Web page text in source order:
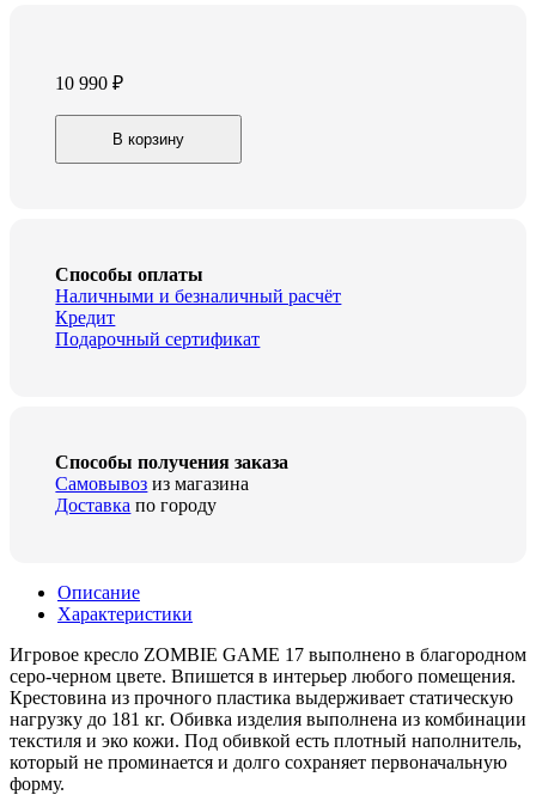
10 990₽
Кресло
игровое
Zombie
текстиль/
эко.кожа
крестовина
пластик
В корзину
Способы оплаты
Наличными и безналичный расчёт
Кредит
Подарочный сертификат
Способы получения заказа
Самовывоз из магазина
Доставка по городу
Описание
Характеристики
Игровое кресло ZOMBIE GAME 17 выполнено в благородном
серо-черном цвете. Впишется в интерьер любого помещения.
Крестовина из прочного пластика выдерживает статическую
нагрузку до 181 кг. Обивка изделия выполнена из комбинации
текстиля и эко кожи. Под обивкой есть плотный наполнитель,
который не проминается и долго сохраняет первоначальную
форму.